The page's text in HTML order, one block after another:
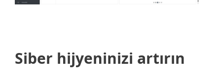
Siber hijyeninizi artırın